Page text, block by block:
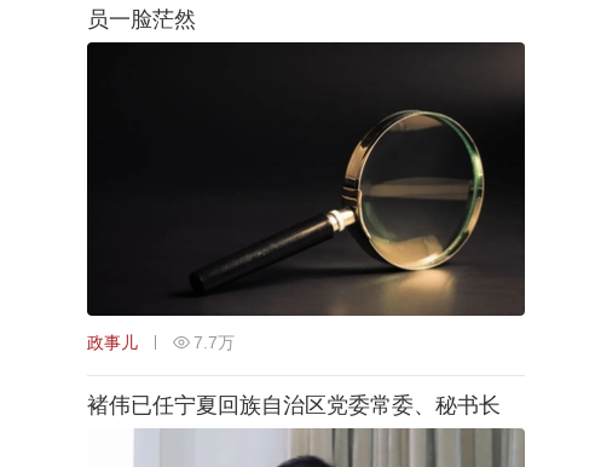
员一脸茫然
政事儿 7.7万
褚伟已任宁夏回族自治区党委常委、秘书长